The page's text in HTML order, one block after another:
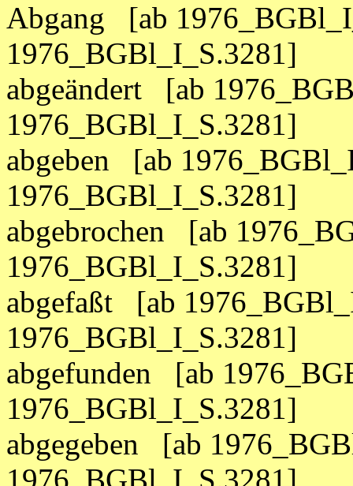
Abgang [ab
1976_BGBl_I_S.3281]
abgeändert [ab
1976_BGBl_I_S.3281]
abgeben [ab
1976_BGBl_I_S.3281]
abgebrochen [ab
1976_BGBl_I_S.3281]
abgefaßt [ab
1976_BGBl_I_S.3281]
abgefunden [ab
1976_BGBl_I_S.3281]
abgegeben [ab